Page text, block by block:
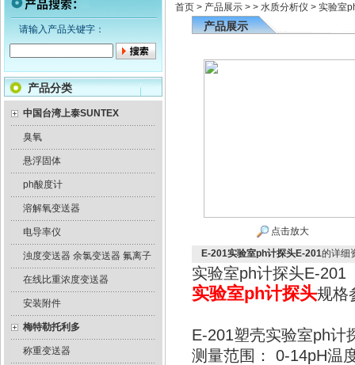
请输入产品关键字：
产品分类
中国台湾上泰SUNTEX
臭氧
悬浮固体
ph酸度计
溶解氧变送器
电导率仪
浊度变送器 余氯变送器 氟离子
在线比重浓度变送器
安装附件
梅特勒托利多
称重变送器
首页 > 产品展示 > > 水质分析仪 > 实验室
产品展示
点击放大
E-201实验室ph计探头E-201的详细
实验室ph计探头E-201
实验室ph计探头规格
E-201塑壳实验室ph计
测量范围： 0-14pH温